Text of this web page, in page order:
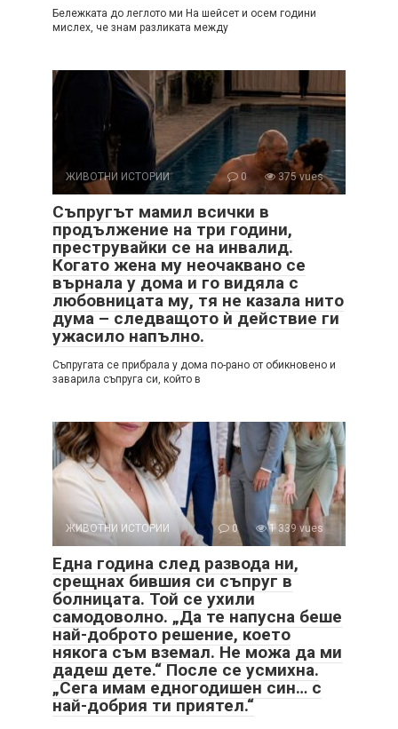
Бележката до леглото ми На шейсет и осем години
мислех, че знам разликата между
ЖИВОТНИ ИСТОРИИ 0 375 vues
Съпругът мамил всички в
продължение на три години,
преструвайки се на инвалид.
Когато жена му неочаквано се
върнала у дома и го видяла с
любовницата му, тя не казала нито
дума – следващото ѝ действие ги
ужасило напълно.
Съпругата се прибрала у дома по-рано от обикновено и
заварила съпруга си, който в
ЖИВОТНИ ИСТОРИИ 0 1 339 vues
Една година след развода ни,
срещнах бившия си съпруг в
болницата. Той се ухили
самодоволно. „Да те напусна беше
най-доброто решение, което
някога съм вземал. Не можа да ми
дадеш дете.“ После се усмихна.
„Сега имам едногодишен син… с
най-добрия ти приятел.“